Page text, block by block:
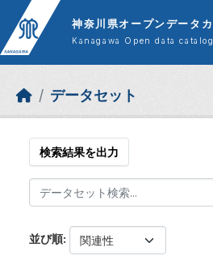
Skip to main content
神奈川県オープンデータ
Kanagawa Open data
データセット
検索結果を出力
並び順